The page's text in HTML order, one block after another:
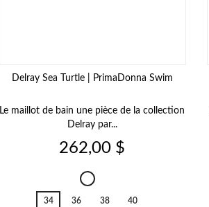
Delray Sea Turtle | PrimaDonna Swim
Le maillot de bain une pièce de la collection
Delray par...
Prix
262,00 $
Delray
34 36 38 40